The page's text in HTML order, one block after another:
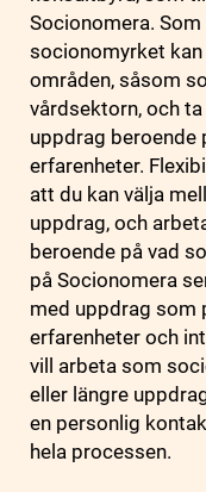
Socionomera.
socionomyrket
områden, såsom
vårdsektorn, och
uppdrag beroende
erfarenheter.
att du kan välja
uppdrag, och
beroende på vad
på Socionomera
med uppdrag som
erfarenheter och
vill arbeta som
eller längre
en personlig
hela processen.